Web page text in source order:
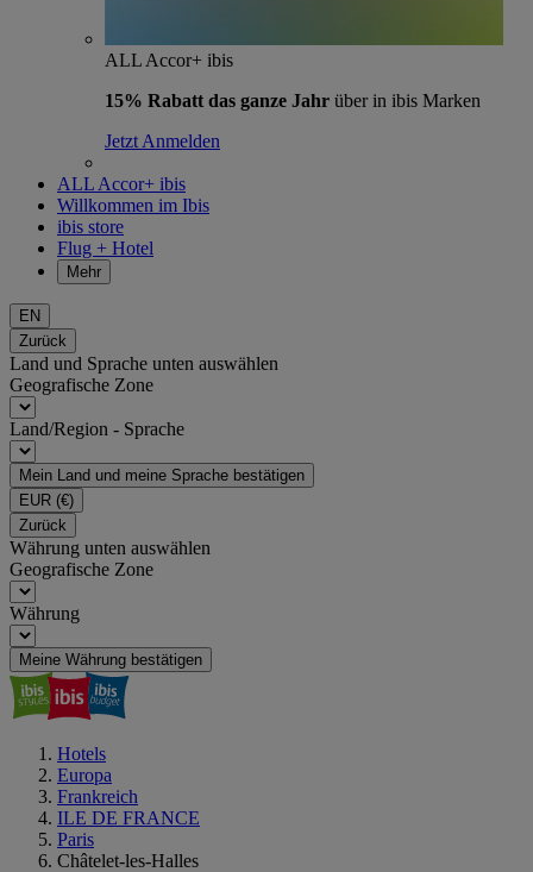
ALL Accor+ ibis
15% Rabatt das ganze Jahr über in ibis Marken
Jetzt Anmelden
ALL Accor+ ibis
Willkommen im Ibis
ibis store
Flug + Hotel
Mehr
EN
Zurück
Land und Sprache unten auswählen
Geografische Zone
Land/Region - Sprache
Mein Land und meine Sprache bestätigen
EUR (€)
Zurück
Währung unten auswählen
Geografische Zone
Währung
Meine Währung bestätigen
Hotels
Europa
Frankreich
ILE DE FRANCE
Paris
Châtelet-les-Halles